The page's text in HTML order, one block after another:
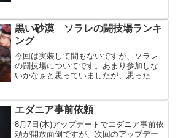
LS、BD、KN、N...
黒い砂漠 ソラレの闘技場ランキ
ング
今回は実装して間もないですが、ソラレ
の闘技場についてです。あまり参加しな
いかなぁと思っていましたが、思ったよ
のではないでしょうか？私のポイントと
順位からの適当な予想なの...
エダニア事前依頼
8月7日(木)アップデートでエダニア事前依
頼が開放面倒ですが、次回のアップデー